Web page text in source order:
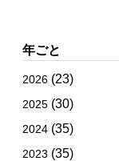
年ごと
2026 (23)
2025 (30)
2024 (35)
2023 (35)